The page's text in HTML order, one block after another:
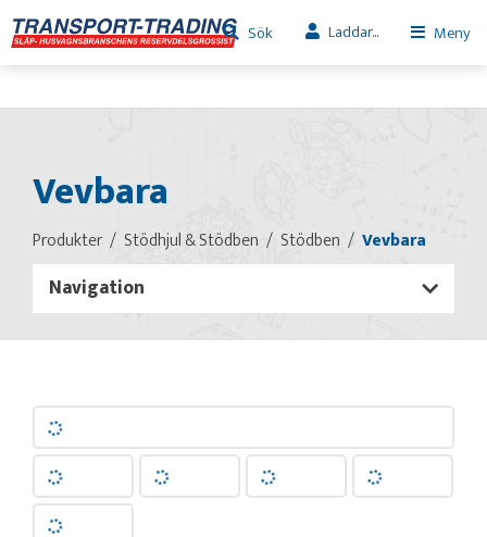
Sök Laddar... Meny
Vevbara
Produkter Stödhjul & Stödben Stödben Vevbara
Navigation